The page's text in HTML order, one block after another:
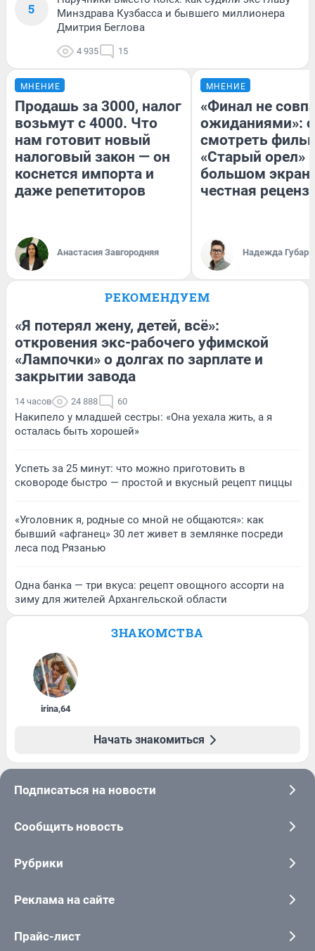
5
Минздрава Кузбасса и бывшего миллионера
Дмитрия Беглова
4 935 15
МНЕНИЕ
Продашь за 3000, налог
возьмут с 4000. Что
нам готовит новый
налоговый закон — он
коснется импорта и
даже репетиторов
Анастасия Завгородняя
МНЕНИЕ
«Финал не
ожиданиями»:
смотреть
«Старый орел»
большом
честная
Надежда Губарь
РЕКОМЕНДУЕМ
«Я потерял жену, детей, всё»:
откровения экс-рабочего уфимской
«Лампочки» о долгах по зарплате и
закрытии завода
14 часов 24 888 60
Накипело у младшей сестры: «Она уехала жить, а я
осталась быть хорошей»
Успеть за 25 минут: что можно приготовить в
сковороде быстро — простой и вкусный рецепт пиццы
«Уголовник я, родные со мной не общаются»: как
бывший «афганец» 30 лет живет в землянке посреди
леса под Рязанью
Одна банка — три вкуса: рецепт овощного ассорти на
зиму для жителей Архангельской области
ЗНАКОМСТВА
irina,64
Начать знакомиться
Подписаться на новости
Сообщить новость
Рубрики
Реклама на сайте
Прайс-лист